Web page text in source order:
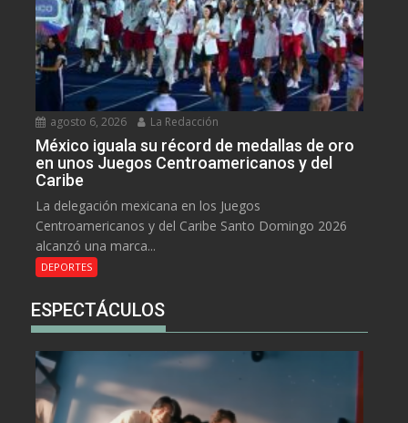
agosto 6, 2026 La Redacción
México iguala su récord de medallas de oro
en unos Juegos Centroamericanos y del
Caribe
La delegación mexicana en los Juegos
Centroamericanos y del Caribe Santo Domingo 2026
alcanzó una marca...
DEPORTES
ESPECTÁCULOS